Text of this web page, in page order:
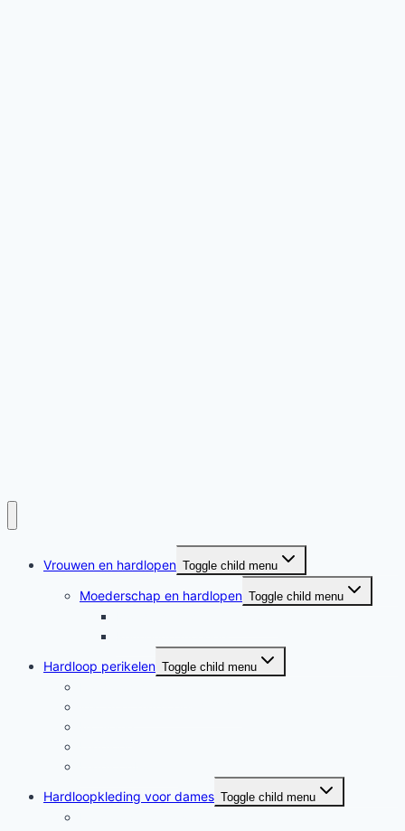
Vrouwen en hardlopen Toggle child menu
Moederschap en hardlopen Toggle child menu
Hardloop perikelen Toggle child menu
Hardloopkleding voor dames Toggle child menu